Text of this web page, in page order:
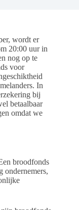
wordt er
20:00 uur in
nog op te
voor
In
bij
betaalbaar
omdat we
broodfonds
ondernemers,